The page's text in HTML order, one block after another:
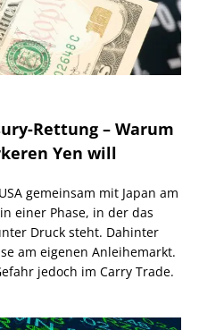
Rettung – Warum
Yen will
gemeinsam mit Japan am
einer Phase, in der das
Druck steht. Dahinter
am eigenen Anleihemarkt.
jedoch im Carry Trade.